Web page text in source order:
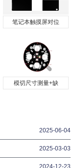
笔记本触摸屏对位
模切尺寸测量+缺
2025-06-04
2025-03-03
2024-12-23